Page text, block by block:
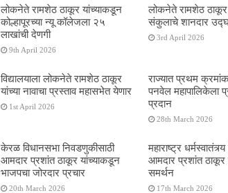
लोकनेते रामशेठ ठाकूर यांच्याकडून
कोल्हापूरच्या न्यू कॉलेजला २५
लाखांची देणगी
9th April 2026
लोकनेते रामशेठ ठाकूर
संकुलाचे शानदार
3rd April 2026
विद्यालयाला लोकनेते रामशेठ ठाकूर
यांच्या नावाचा प्रस्ताव महासभेत येणार
1st April 2026
राज्यात प्रथम क्रमांक
पनवेल महापालिकेला
प्रदान
28th March 2026
केरळ विधानसभा निवडणुकीसाठी
आमदार प्रशांत ठाकूर यांच्याकडून
भाजपचा जोरदार प्रचार
20th March 2026
महाराष्ट्र
आमदार प्रशांत ठाकूर
समर्थन
17th March 2026